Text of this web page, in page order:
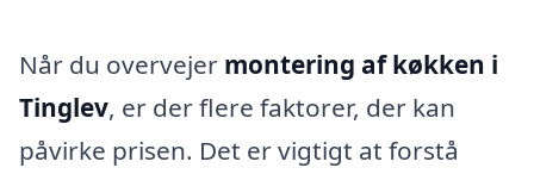
Når du overvejer montering af køkken i
Tinglev, er der flere faktorer, der kan
påvirke prisen. Det er vigtigt at forstå